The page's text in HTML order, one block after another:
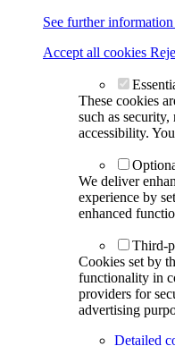
See further
Accept all cookies
These cookies
such as
accessibility.
We deliver
experience by
enhanced
Third-
Cookies set by
functionality in
providers for
advertising
Detailed